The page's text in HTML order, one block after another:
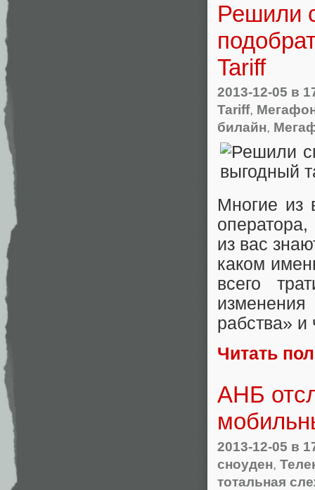
Решили
Tariff
2013-12-05 в
Tariff,
билайн,
Многие из
из вас
каком
всего
рабства»
Читать
АНБ
2013-12-05 в
сноуден,
тотальная